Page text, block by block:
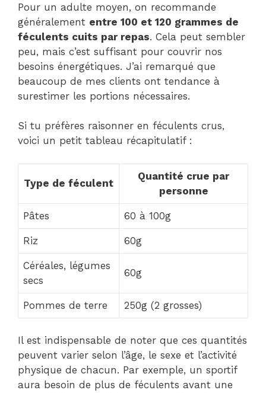
Pour un adulte moyen, on recommande
généralement entre 100 et 120 grammes de
féculents cuits par repas. Cela peut sembler
peu, mais c’est suffisant pour couvrir nos
besoins énergétiques. J’ai remarqué que
beaucoup de mes clients ont tendance à
surestimer les portions nécessaires.
Si tu préfères raisonner en féculents crus,
voici un petit tableau récapitulatif :
Type de féculent
Quantité crue par
personne
Pâtes 60 à 100g
Riz 60g
Céréales, légumes
secs
60g
Pommes de terre 250g (2 grosses)
Il est indispensable de noter que ces quantités
peuvent varier selon l’âge, le sexe et l’activité
physique de chacun. Par exemple, un sportif
aura besoin de plus de féculents avant une